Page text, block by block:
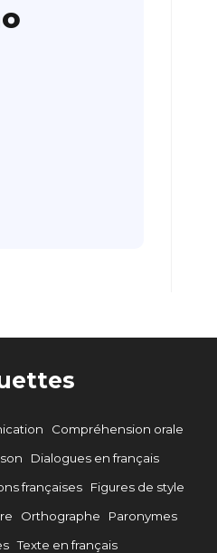
Compréhension orale
Dialogues en français
françaises
Figures de style
Orthographe
Paronymes
Texte en français